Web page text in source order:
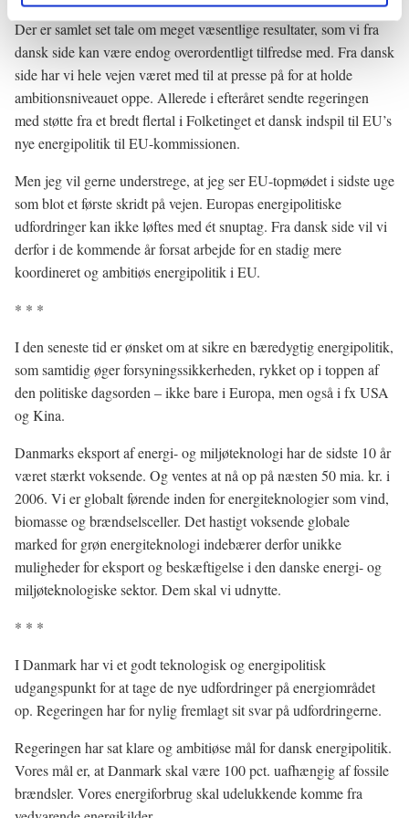
Der er samlet set tale om meget væsentlige resultater, som vi fra
dansk side kan være endog overordentligt tilfredse med. Fra dansk
side har vi hele vejen været med til at presse på for at holde
ambitionsniveauet oppe. Allerede i efteråret sendte regeringen
med støtte fra et bredt flertal i Folketinget et dansk indspil til EU’s
nye energipolitik til EU-kommissionen.
Men jeg vil gerne understrege, at jeg ser EU-topmødet i sidste uge
som blot et første skridt på vejen. Europas energipolitiske
udfordringer kan ikke løftes med ét snuptag. Fra dansk side vil vi
derfor i de kommende år forsat arbejde for en stadig mere
koordineret og ambitiøs energipolitik i EU.
* * *
I den seneste tid er ønsket om at sikre en bæredygtig energipolitik,
som samtidig øger forsyningssikkerheden, rykket op i toppen af
den politiske dagsorden – ikke bare i Europa, men også i fx USA
og Kina.
Danmarks eksport af energi- og miljøteknologi har de sidste 10 år
været stærkt voksende. Og ventes at nå op på næsten 50 mia. kr. i
2006. Vi er globalt førende inden for energiteknologier som vind,
biomasse og brændselsceller. Det hastigt voksende globale
marked for grøn energiteknologi indebærer derfor unikke
muligheder for eksport og beskæftigelse i den danske energi- og
miljøteknologiske sektor. Dem skal vi udnytte.
* * *
I Danmark har vi et godt teknologisk og energipolitisk
udgangspunkt for at tage de nye udfordringer på energiområdet
op. Regeringen har for nylig fremlagt sit svar på udfordringerne.
Regeringen har sat klare og ambitiøse mål for dansk energipolitik.
Vores mål er, at Danmark skal være 100 pct. uafhængig af fossile
brændsler. Vores energiforbrug skal udelukkende komme fra